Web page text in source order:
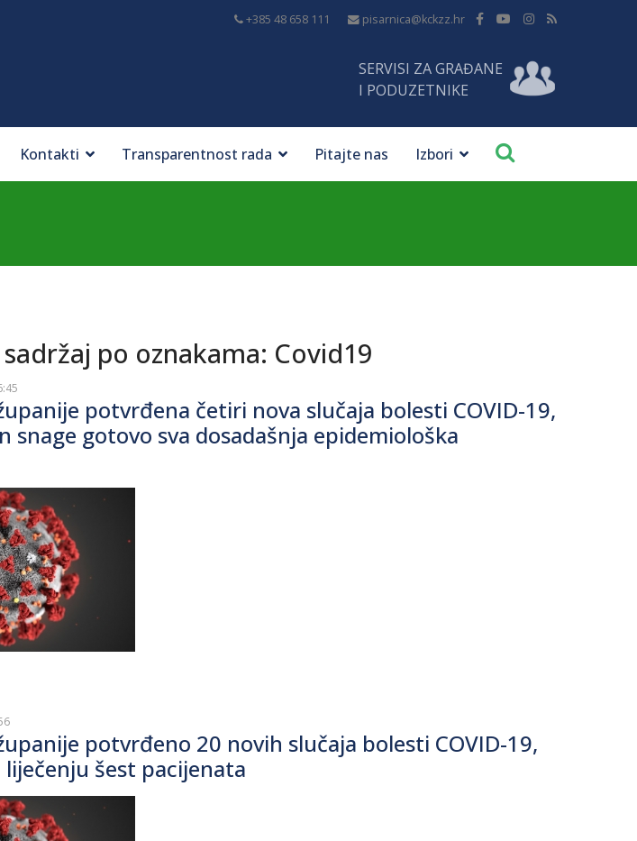
+385 48 658 111 pisarnica@kckzz.hr
SERVISI ZA GRAĐANE
I PODUZETNIKE
Kontakti Transparentnost rada Pitajte nas Izbori
po oznakama: Covid19
potvrđena četiri nova slučaja bolesti COVID-19,
snage gotovo sva dosadašnja epidemiološka
potvrđeno 20 novih slučaja bolesti COVID-19,
šest pacijenata